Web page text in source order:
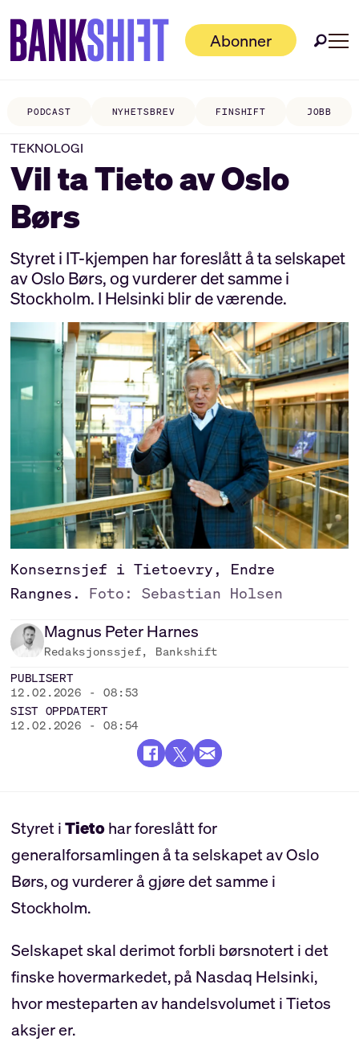
Abonner
PODCAST NYHETSBREV FINSHIFT JOBB
TEKNOLOGI
Vil ta Tieto av Oslo
Børs
Styret i IT-kjempen har foreslått å ta selskapet
av Oslo Børs, og vurderer det samme i
Stockholm. I Helsinki blir de værende.
Konsernsjef i Tietoevry, Endre
Rangnes.
Foto: Sebastian Holsen
Magnus PeterHarnes
Redaksjonssjef, Bankshift
PUBLISERT
12.02.2026 - 08:53
SIST OPPDATERT
12.02.2026 - 08:54
Styret iTietohar foreslått for
generalforsamlingen å ta selskapet av Oslo
Børs, og vurderer å gjøre det samme i
Stockholm.
Selskapet skal derimot forbli børsnotert i det
finske hovermarkedet, på Nasdaq Helsinki,
hvor mesteparten av handelsvolumet i Tietos
aksjer er.